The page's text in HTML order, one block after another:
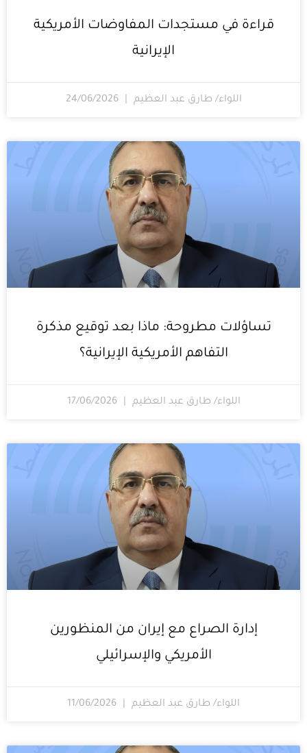
قراءة في مستجدات المفاوضات الأمريكية
الإيرانية
اللواء/ طارق عبد العظيم 24/06/2026
تساؤلات مطروحة: ماذا بعد توقيع مذكرة
التفاهم الأمريكية الإيرانية؟
اللواء/ طارق عبد العظيم 17/06/2026
إدارة الصراع مع إيران من المنظورين
الأمريكي والإسرائيلي
اللواء/ طارق عبد العظيم